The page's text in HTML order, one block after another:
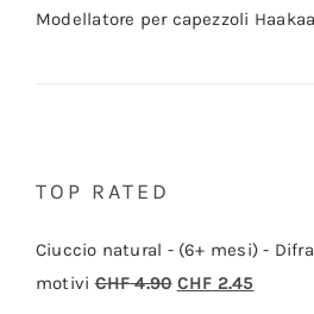
Modellatore per capezzoli Haakaa
TOP RATED
Ciuccio natural - (6+ mesi) -
motivi CHF4.90 Il
CHF 2.45